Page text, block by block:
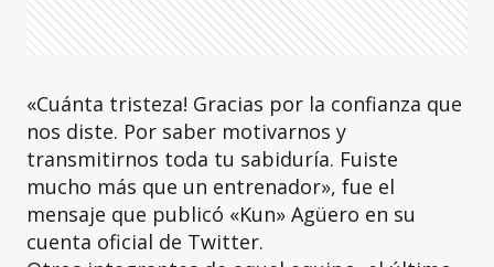
«Cuánta tristeza! Gracias por la confianza que
nos diste. Por saber motivarnos y
transmitirnos toda tu sabiduría. Fuiste
mucho más que un entrenador», fue el
mensaje que publicó «Kun» Agüero en su
cuenta oficial de Twitter.